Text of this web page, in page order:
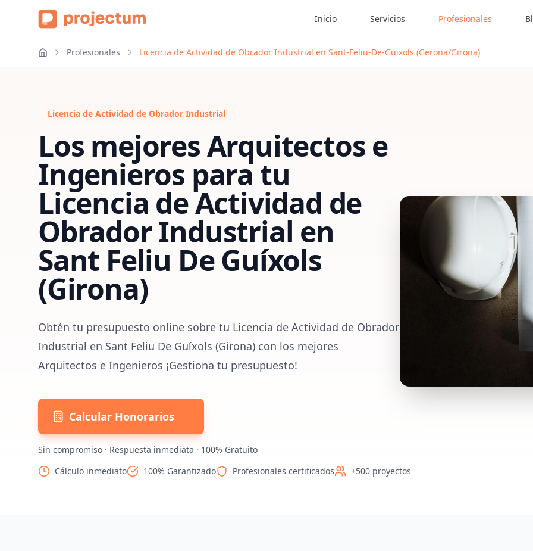
Inicio Servicios Profesionales
Profesionales Licencia de Actividad de Obrador Industrial en Sant-Feliu-De-Guixols (Gerona/Girona)
Licencia de Actividad de Obrador Industrial
Los mejores Arquitectos e
Ingenieros para tu
Licencia de Actividad de
Obrador Industrial en
Sant Feliu De Guíxols
(Girona)
Obtén tu presupuesto online sobre tu Licencia de Actividad de Obrador
Industrial en Sant Feliu De Guíxols (Girona) con los mejores
Arquitectos e Ingenieros ¡Gestiona tu presupuesto!
Calcular Honorarios
Sin compromiso · Respuesta inmediata · 100% Gratuito
Cálculo inmediato
100% Garantizado Profesionales certificados +500 proyectos